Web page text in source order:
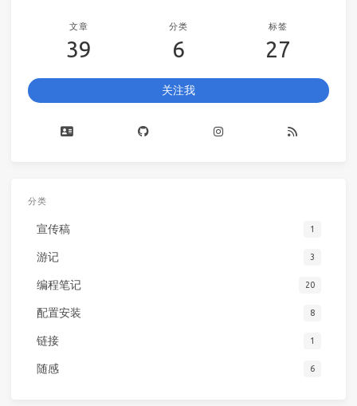
文章
39
分类
6
标签
27
关注我
分类
宣传稿 1
游记 3
编程笔记 20
配置安装 8
链接 1
随感 6